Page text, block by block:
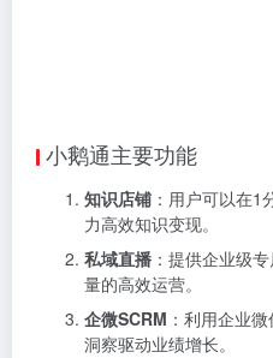
小鹅通主要功能
知识店铺 ：用户可以在1
力高效知识变现。
私域直播 ：提供企业级
量的高效运营。
企微SCRM ：利用企业
洞察驱动业绩增长。